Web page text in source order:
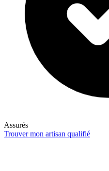
Assurés
Trouver mon artisan qualifié